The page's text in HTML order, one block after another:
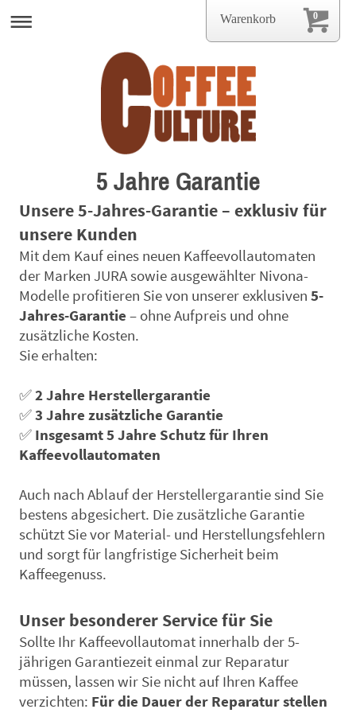
5 Jahre Garantie
Unsere 5-Jahres-Garantie – exklusiv für
unsere Kunden
Mit dem Kauf eines neuen Kaffeevollautomaten
der Marken JURA sowie ausgewählter Nivona-
Modelle profitieren Sie von unserer exklusiven 5-
Jahres-Garantie – ohne Aufpreis und ohne
zusätzliche Kosten.
Sie erhalten:
✅2 Jahre Herstellergarantie
✅3 Jahre zusätzliche Garantie
✅ Insgesamt 5 Jahre Schutz für Ihren
Kaffeevollautomaten
Auch nach Ablauf der Herstellergarantie sind Sie
bestens abgesichert. Die zusätzliche Garantie
schützt Sie vor Material- und Herstellungsfehlern
und sorgt für langfristige Sicherheit beim
Kaffeegenuss.
Unser besonderer Service für Sie
Sollte Ihr Kaffeevollautomat innerhalb der 5-
jährigen Garantiezeit einmal zur Reparatur
müssen, lassen wir Sie nicht auf Ihren Kaffee
verzichten: Für die Dauer der Reparatur stellen
0
Warenkorb